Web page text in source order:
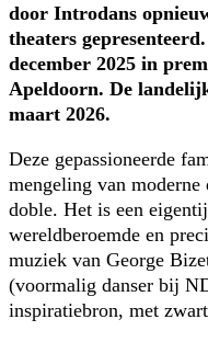
door Introdans
theaters gepresenteerd.
december 2025 in
Apeldoorn. De
maart 2026.
Deze gepassioneerde
mengeling van moderne
doble. Het is een
wereldberoemde en
muziek van George
(voormalig danser bij
inspiratiebron, met